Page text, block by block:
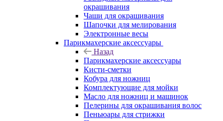
окрашивания
Чаши для окрашивания
Шапочки для мелирования
Электронные весы
Парикмахерские аксессуары
Назад
Парикмахерские аксессуары
Кисти-сметки
Кобура для ножниц
Комплектующие для мойки
Масло для ножниц и машинок
Пелерины для окрашивания волос
Пеньюары для стрижки